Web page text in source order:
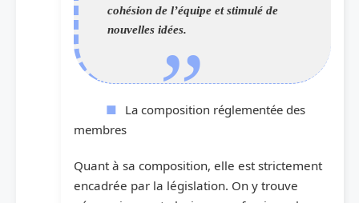
cohésion de l’équipe et stimulé de
nouvelles idées.
La composition réglementée des
membres
Quant à sa composition, elle est strictement
encadrée par la législation. On y trouve